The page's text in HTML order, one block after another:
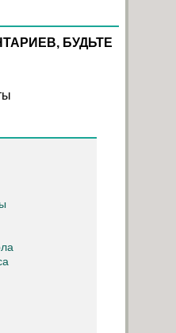
БУДЬТЕ